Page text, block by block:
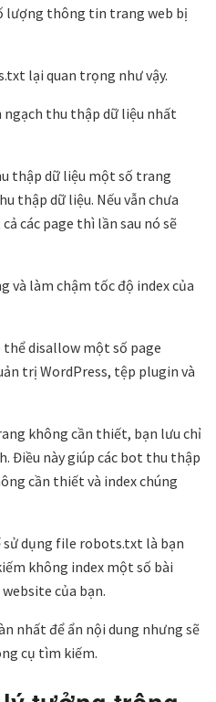
lượng thông tin trang web bị
lại quan trọng như vậy.
thu thập dữ liệu nhất
thập dữ liệu một số trang
thập dữ liệu. Nếu vẫn chưa
các page thì lần sau nó sẽ
và làm chậm tốc độ index của
thể disallow một số page
trị WordPress, tệp plugin và
không cần thiết, bạn lưu chỉ
Điều này giúp các bot thu thập
cần thiết và index chúng
sử dụng file robots.txt là bạn
không index một số bài
của bạn.
nhất để ẩn nội dung nhưng sẽ
cụ tìm kiếm.